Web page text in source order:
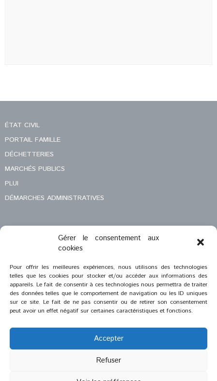
Gérer le consentement aux
cookies
Pour offrir les meilleures expériences, nous utilisons des technologies
telles que les cookies pour stocker et/ou accéder aux informations des
appareils. Le fait de consentir à ces technologies nous permettra de traiter
des données telles que le comportement de navigation ou les ID uniques
sur ce site. Le fait de ne pas consentir ou de retirer son consentement
peut avoir un effet négatif sur certaines caractéristiques et fonctions.
Accepter
Refuser
ÉTAT CIVIL
PORTAIL FAMILLE
DÉCHETTERIES
MARCHÉS PUBLICS
PLUI
DÉMARCHES ADMINISTRATIVES
MENTIONS LÉGALES